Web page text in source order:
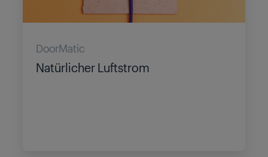
DoorMatic
Natürlicher Luftstrom